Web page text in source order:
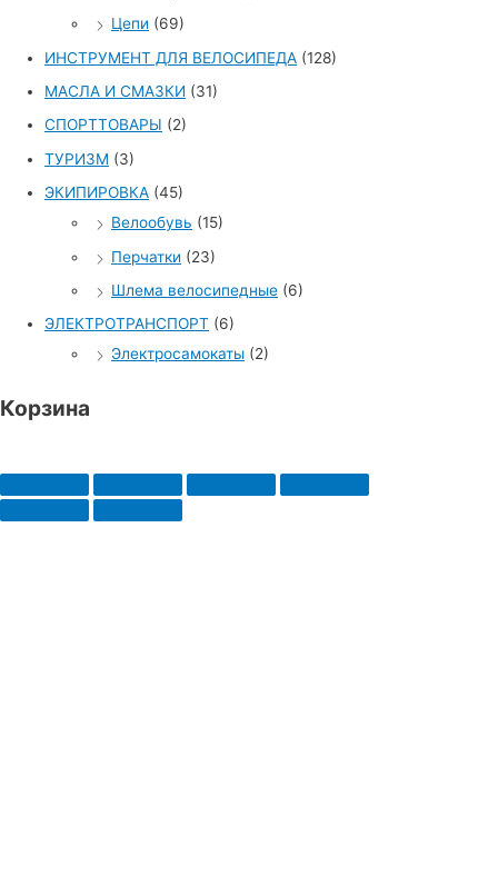
Цепи (69)
ИНСТРУМЕНТ ДЛЯ ВЕЛОСИПЕДА (128)
МАСЛА И СМАЗКИ (31)
СПОРТТОВАРЫ (2)
ТУРИЗМ (3)
ЭКИПИРОВКА (45)
Велообувь (15)
Перчатки (23)
Шлема велосипедные (6)
ЭЛЕКТРОТРАНСПОРТ (6)
Электросамокаты (2)
Корзина